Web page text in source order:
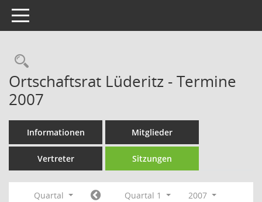
Toggle navigation
Rechercheauswahl
Ortschaftsrat Lüderitz - Termine
2007
Informationen Mitglieder
Vertreter Sitzungen
Quartal Quartal 1
2007